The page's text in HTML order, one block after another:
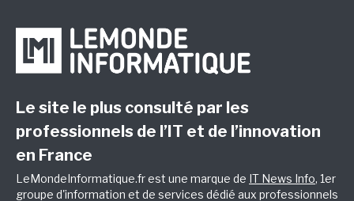
Le site le plus consulté par les
professionnels de l’IT et de l’innovation
en France
LeMondeInformatique.fr est une marque de IT News Info, 1er
groupe d'information et de services dédié aux professionnels